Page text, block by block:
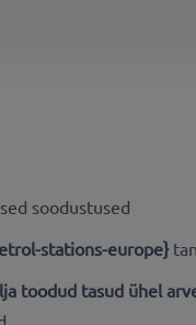
soodustused
stations-europe}
toodud tasud ühel